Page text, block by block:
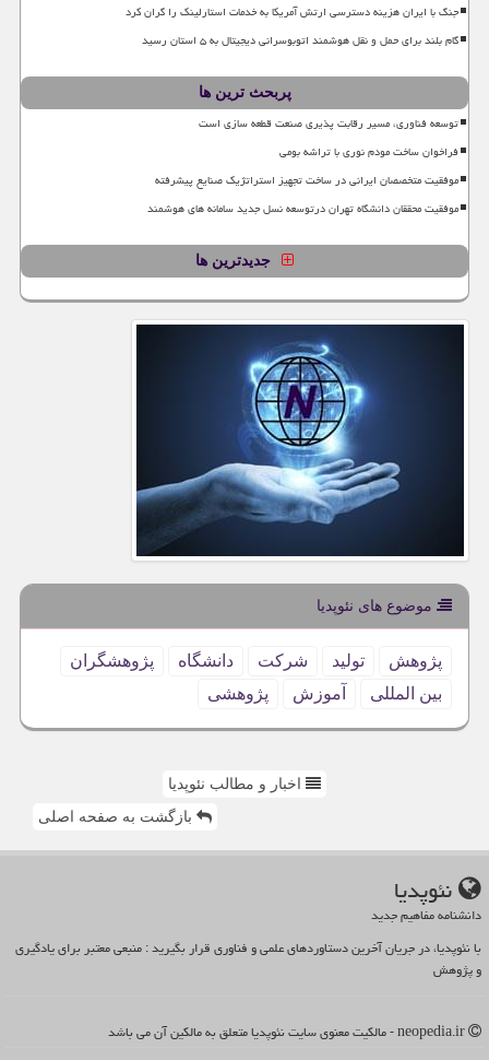
جنگ با ایران هزینه دسترسی ارتش آمریکا به خدمات استارلینک را گران کرد
گام بلند برای حمل و نقل هوشمند اتوبوسرانی دیجیتال به ۵ استان رسید
پربحث ترین ها
توسعه فناوری، مسیر رقابت پذیری صنعت قطعه سازی است
فراخوان ساخت مودم نوری با تراشه بومی
موفقیت متخصصان ایرانی در ساخت تجهیز استراتژیک صنایع پیشرفته
موفقیت محققان دانشگاه تهران درتوسعه نسل جدید سامانه های هوشمند
جدیدترین ها
موضوع های نئوپدیا
پژوهش تولید شركت دانشگاه
پژوهشگران
بین المللی
آموزش پژوهشی
اخبار و مطالب نئوپدیا
بازگشت به صفحه اصلی
نئوپدیا
دانشنامه مفاهیم جدید
با نئوپدیا، در جریان آخرین دستاوردهای علمی و فناوری قرار بگیرید : منبعی معتبر برای یادگیری
و پژوهش